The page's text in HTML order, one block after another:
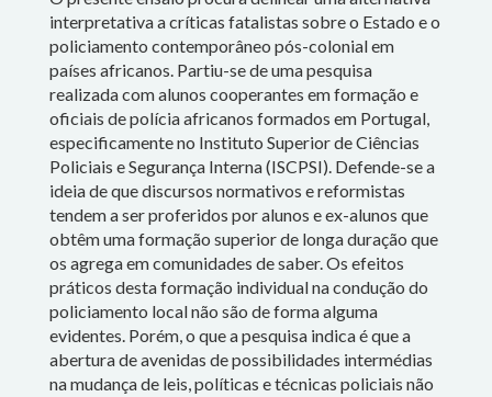
Search
for:
© Susana Durão, 2018.
Faculty is a wordpress template designed
by Owwwlab and implemented
This website was made with
resources from the project
"Policing and Urban Imagination:
New security formats in southern
cities" (FAPESP: 2014/199895)
interpretativa a críticas fatalistas sobre o Estado e o
policiamento contemporâneo pós-colonial em
países africanos. Partiu-se de uma pesquisa
realizada com alunos cooperantes em formação e
oficiais de polícia africanos formados em Portugal,
especificamente no Instituto Superior de Ciências
Policiais e Segurança Interna (ISCPSI). Defende-se a
ideia de que discursos normativos e reformistas
tendem a ser proferidos por alunos e ex-alunos que
obtêm uma formação superior de longa duração que
os agrega em comunidades de saber. Os efeitos
práticos desta formação individual na condução do
policiamento local não são de forma alguma
evidentes. Porém, o que a pesquisa indica é que a
abertura de avenidas de possibilidades intermédias
na mudança de leis, políticas e técnicas policiais não